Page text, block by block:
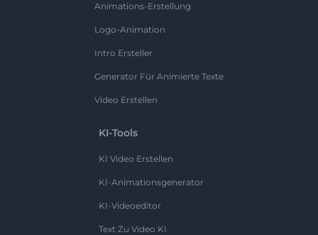
Animations-Erstellung
Logo-Animation
Intro Ersteller
Generator Für Animierte Texte
Video Erstellen
KI-Tools
KI Video Erstellen
KI-Animationsgenerator
KI-Videoeditor
Text Zu Video KI